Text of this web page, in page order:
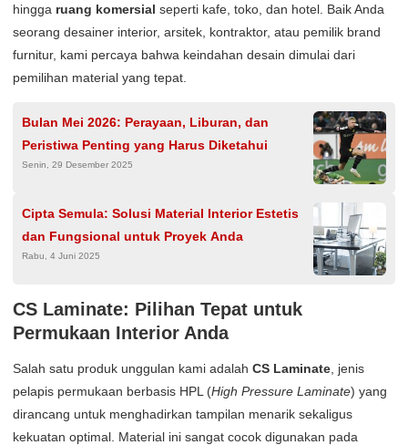
hingga ruang komersial seperti kafe, toko, dan hotel. Baik Anda
seorang desainer interior, arsitek, kontraktor, atau pemilik brand
furnitur, kami percaya bahwa keindahan desain dimulai dari
pemilihan material yang tepat.
Bulan Mei 2026: Perayaan, Liburan, dan
Peristiwa Penting yang Harus Diketahui
Senin, 29 Desember 2025
Cipta Semula: Solusi Material Interior Estetis
dan Fungsional untuk Proyek Anda
Rabu, 4 Juni 2025
CS Laminate: Pilihan Tepat untuk
Permukaan Interior Anda
Salah satu produk unggulan kami adalah CS Laminate , jenis
pelapis permukaan berbasis HPL (High Pressure Laminate) yang
dirancang untuk menghadirkan tampilan menarik sekaligus
kekuatan optimal. Material ini sangat cocok digunakan pada